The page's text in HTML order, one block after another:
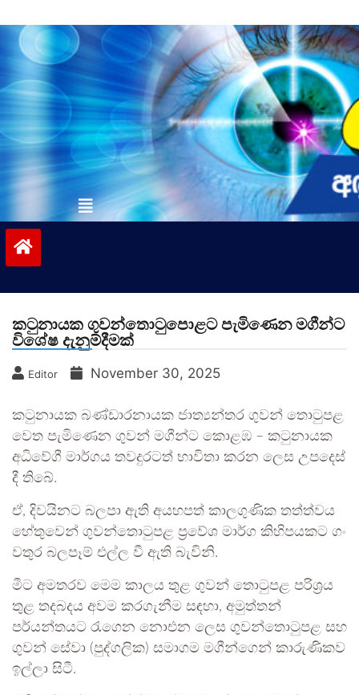
to
contentvinivida.lk
කටුනායක ගුවන්තොටුපොළට පැමිණෙන මගීන්ට
විශේෂ දැනුම්දීමක්
Editor November 30, 2025
කටුනායක බණ්ඩාරනායක ජාත්‍යන්තර ගුවන් තොටුපළ
වෙත පැමිණෙන ගුවන් මගීන්ට කොළඹ – කටුනායක
අධිවේගී මාර්ගය තවදුරටත් භාවිතා කරන ලෙස උපදෙස්
දී තිබේ.
ඒ, දිවයිනට බලපා ඇති අයහපත් කාලගුණික තත්ත්වය
හේතුවෙන් ගුවන්තොටුපළ ප්‍රවේශ මාර්ග කිහිපයකට ගං
වතුර බලපෑම් එල්ල වී ඇති බැවිනි.
මීට අමතරව මෙම කාලය තුළ ගුවන් තොටුපළ පරිශ්‍රය
තුළ තදබදය අවම කරගැනීම සඳහා, අමුත්තන්
පර්යන්තයට රැගෙන නොඑන ලෙස ගුවන්තොටුපළ සහ
ගුවන් සේවා (පුද්ගලික) සමාගම මගීන්ගෙන් කාරුණිකව
ඉල්ලා සිටී.